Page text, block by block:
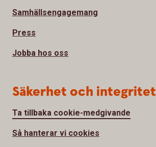
Samhällsengagemang
Press
Jobba hos oss
Säkerhet och integritet
Ta tillbaka cookie-medgivande
Så hanterar vi cookies